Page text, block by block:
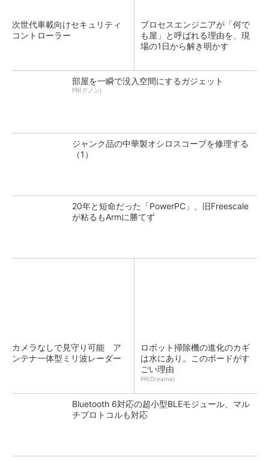
次世代車載向けセキュリティ
コントローラー
プロセスエンジニアが「何で
も屋」と呼ばれる理由を、現
場の1日から解き明かす
部屋を一瞬で没入空間にするガジェット
PR(デノン)
ジャンク品の中華製オシロスコープを修理する
（1）
20年と短命だった「PowerPC」、旧Freescale
が粘るもArmに勝てず
カメラなしで見守り可能 ア
ンテナ一体型ミリ波レーダー
ロボット掃除機の進化のカギ
は水にあり。このボードがす
ごい理由
PR(Dreame)
Bluetooth 6対応の超小型BLEモジュール、マル
チプロトコルも対応